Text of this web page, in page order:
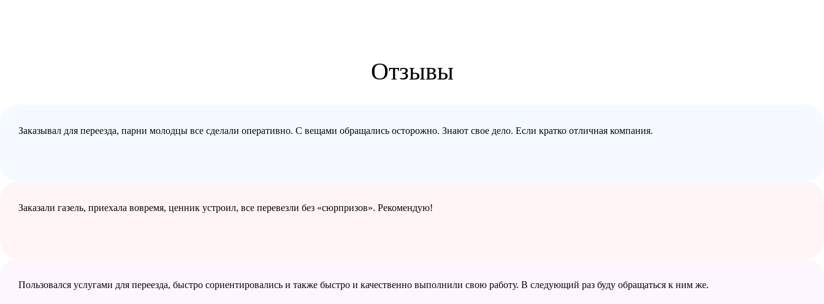
Отзывы
Заказывал для переезда, парни молодцы все сделали оперативно. С вещами обращались осторожно. Знают свое дело. Если кратко отличная компания.
Заказали газель, приехала вовремя, ценник устроил, все перевезли без «сюрпризов». Рекомендую!
Пользовался услугами для переезда, быстро сориентировались и также быстро и качественно выполнили свою работу. В следующий раз буду обращаться к ним же.